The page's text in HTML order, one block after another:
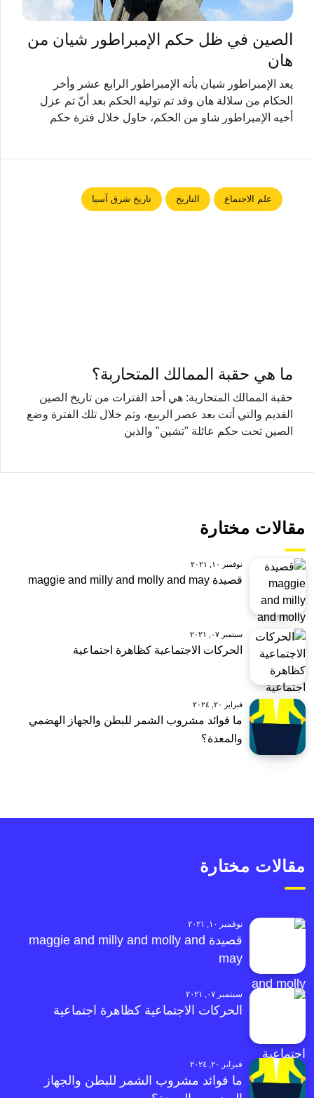
الصين في ظل حكم الإمبراطور شيان من
هان
يعد الإمبراطور شيان بأنه الإمبراطور الرابع عشر وأخر
الحكام من سلالة هان وقد تم توليه الحكم بعد أنّ تم عزل
أخيه الإمبراطور شاو من الحكم، حاول خلال فترة حكم
علم الاجتماع التاريخ تاريخ شرق آسيا
ما هي حقبة الممالك المتحاربة؟
حقبة الممالك المتحاربة: هي أحد الفترات من تاريخ الصين
القديم والتي أتت بعد عصر الربيع، وتم خلال تلك الفترة وضع
الصين تحت حكم عائلة "تشين" والذين
مقالات مختارة
نوفمبر ١٠, ٢٠٢١
قصيدة maggie and milly and molly and may
سبتمبر ٠٧, ٢٠٢١
الحركات الاجتماعية كظاهرة اجتماعية
فبراير ٢٠, ٢٠٢٤
ما فوائد مشروب الشمر للبطن والجهاز الهضمي
والمعدة؟
مقالات مختارة
نوفمبر ١٠, ٢٠٢١
قصيدة maggie and milly and molly and
may
سبتمبر ٠٧, ٢٠٢١
الحركات الاجتماعية كظاهرة اجتماعية
فبراير ٢٠, ٢٠٢٤
ما فوائد مشروب الشمر للبطن والجهاز